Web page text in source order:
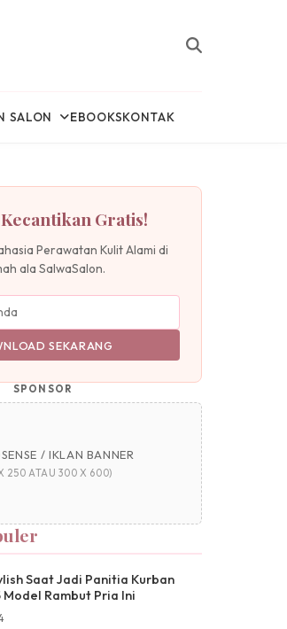
SALON EBOOKSKONTAK
Gratis!
Perawatan Kulit Alami di
ala SalwaSalon.
SEKARANG
SPONSOR
/ IKLAN BANNER
250 ATAU 300 X 600)
Saat Jadi Panitia Kurban
Model Rambut Pria Ini